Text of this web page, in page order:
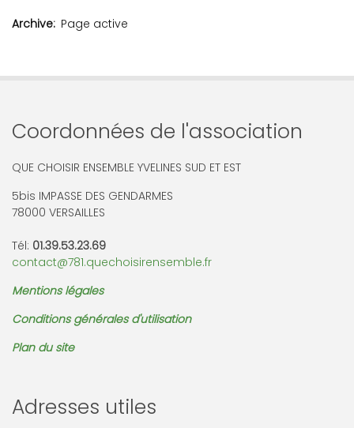
Archive Page active
Coordonnées de l'association
QUE CHOISIR ENSEMBLE YVELINES SUD ET EST
5bis IMPASSE DES GENDARMES
78000 VERSAILLES
Tél: 01.39.53.23.69
contact@781.quechoisirensemble.fr
Mentions légales
Conditions générales d'utilisation
Plan du site
Adresses utiles